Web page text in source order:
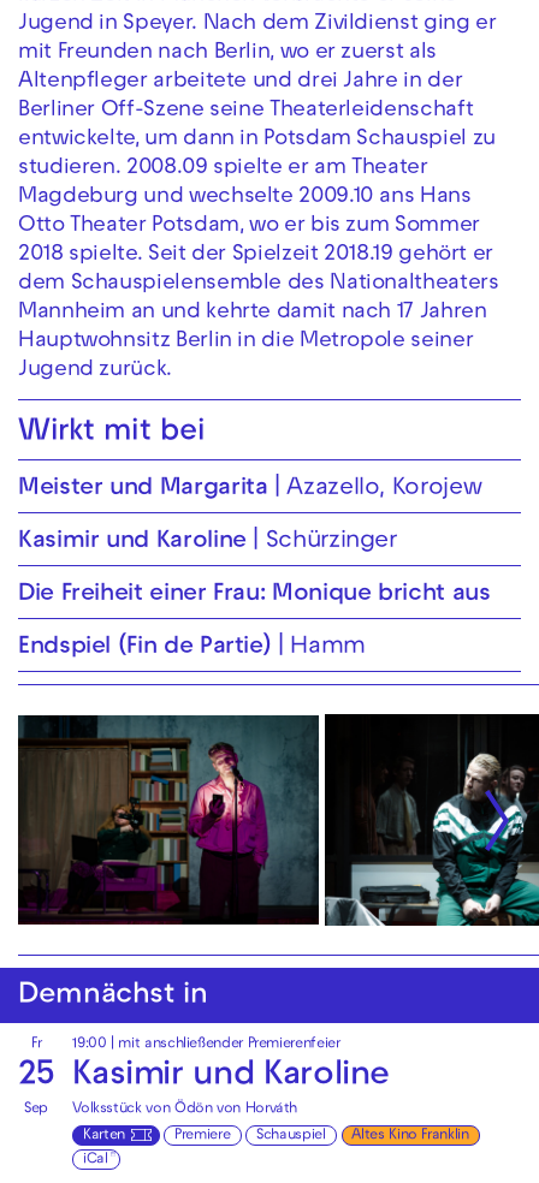
Jugend in Speyer. Nach dem Zivildienst ging er
mit Freunden nach Berlin, wo er zuerst als
Altenpfleger arbeitete und drei Jahre in der
Berliner Off-Szene seine Theaterleidenschaft
entwickelte, um dann in Potsdam Schauspiel zu
studieren. 2008.09 spielte er am Theater
Magdeburg und wechselte 2009.10 ans Hans
Otto Theater Potsdam, wo er bis zum Sommer
2018 spielte. Seit der Spielzeit 2018.19 gehört er
dem Schauspielensemble des Nationaltheaters
Mannheim an und kehrte damit nach 17 Jahren
Hauptwohnsitz Berlin in die Metropole seiner
Jugend zurück.
Wirkt mit bei
Meister und Margarita Azazello, Korojew
Kasimir und Karoline Schürzinger
Die Freiheit einer Frau: Monique bricht aus
Endspiel (Fin de Partie) Hamm
Demnächst in
Fr
25
Sep
19:00 | mit anschließender Premierenfeier
Kasimir und Karoline
Volksstück von Ödön von Horváth
Karten
Premiere Schauspiel
Altes Kino Franklin
iCal